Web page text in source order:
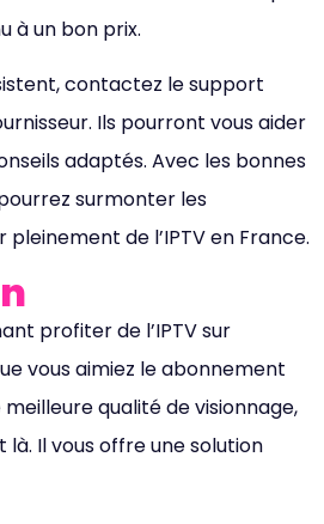
à un bon prix.
contactez le support
Ils pourront vous aider
adaptés. Avec les bonnes
surmonter les
de l’IPTV en France.
profiter de l’IPTV sur
vous aimiez le abonnement
qualité de visionnage,
là. Il vous offre une solution